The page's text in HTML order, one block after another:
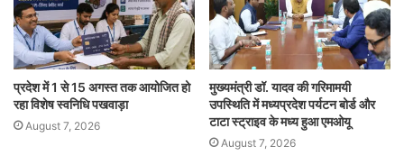
प्रदेश में 1 से 15 अगस्त तक आयोजित हो
रहा विशेष स्वनिधि पखवाड़ा
August 7, 2026
मुख्यमंत्री डॉ. यादव की गरिमामयी
उपस्थिति में मध्यप्रदेश पर्यटन बोर्ड और
टाटा स्ट्राइव के मध्य हुआ एमओयू
August 7, 2026